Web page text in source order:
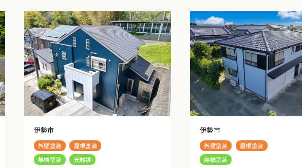
伊勢市
外壁塗装
屋根塗装
無機塗装
光触媒
伊勢市
外壁塗装
屋根塗装
無機塗装